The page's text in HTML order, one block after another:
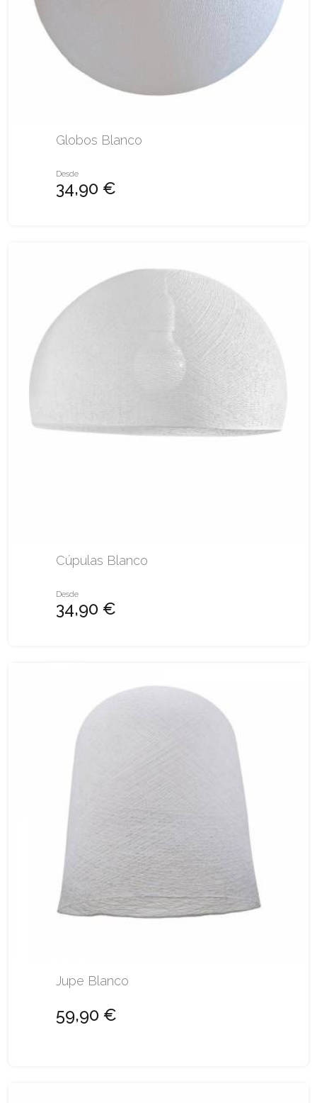
Globos Blanco
Desde
34,90 €
Cúpulas Blanco
Desde
34,90 €
Jupe Blanco
59,90 €